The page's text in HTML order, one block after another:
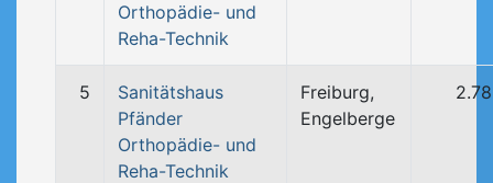
Orthopädie- und
Reha-Technik
5
Sanitätshaus
Pfänder
Orthopädie- und
Reha-Technik
Freiburg,
Engelberge